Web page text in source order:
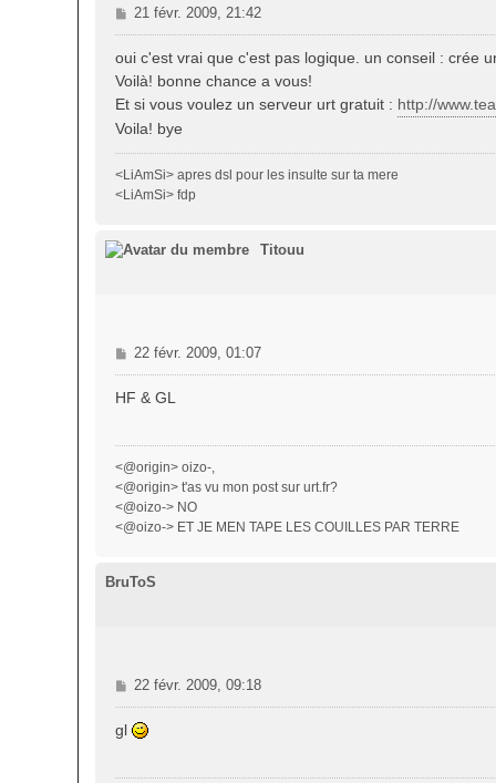
M
e
s
a
g
e
21 févr. 2009, 21:42
oui c'est vrai que c'est pas logique. un conseil : crée
Voilà! bonne chance a vous!
Et si vous voulez un serveur urt gratuit : http://
Voila! bye
<LiAmSi> apres dsl pour les insulte sur ta mere
<LiAmSi> fdp
Titouu
M
e
s
g
e
22 févr. 2009, 01:07
HF & GL
<@origin> oizo-,
<@origin> t'as vu mon post sur urt.fr?
<@oizo-> NO
<@oizo-> ET JE MEN TAPE LES COUILLES PAR TERRE
BruToS
M
e
s
s
22 févr. 2009, 09:18
gl